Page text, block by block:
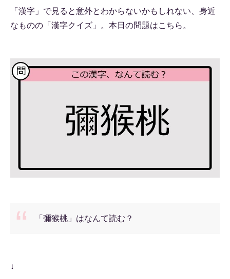
「漢字」で見ると意外とわからないかもしれない、身近
なものの「漢字クイズ」。本日の問題はこちら。
「彌猴桃」はなんて読む？
↓